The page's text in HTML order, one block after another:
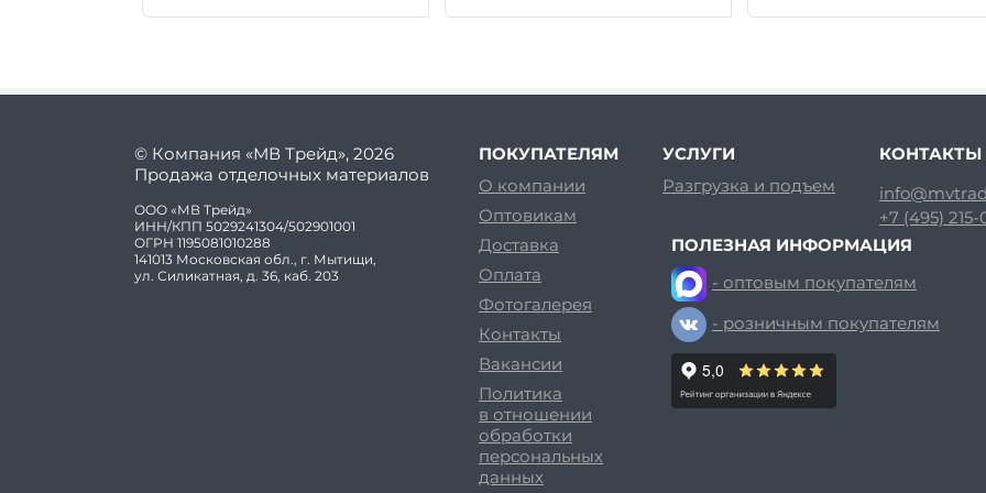
© Компания «МВ Трейд», 2026
Продажа отделочных материалов
ООО «МВ Трейд»
ИНН/КПП 5029241304/502901001
ОГРН 1195081010288
141013 Московская обл., г. Мытищи,
ул. Силикатная, д. 36, каб. 203
ПОКУПАТЕЛЯМ
О компании
Оптовикам
Доставка
Оплата
Фотогалерея
Контакты
Вакансии
Политика
в отношении
обработки
персональных
данных
УСЛУГИ
Разгрузка и подъем
КОНТАКТЫ
+7 (495)
ПОЛЕЗНАЯ ИНФОРМАЦИЯ
- оптовым покупателям
- розничным покупателям